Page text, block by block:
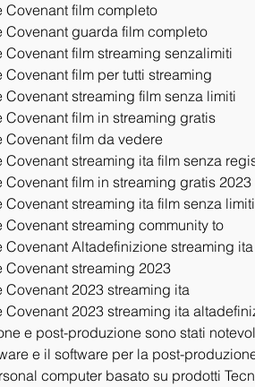
Covenant film completo
Covenant guarda film completo
Covenant film streaming senzalimiti
Covenant film per tutti streaming
Covenant streaming film senza limiti
Covenant film in streaming gratis
Covenant film da vedere
Covenant streaming ita film senza
Covenant film in streaming gratis 2023
Covenant streaming ita film senza limiti
Covenant streaming community to
Covenant Altadefinizione streaming
Covenant streaming 2023
Covenant 2023 streaming ita
Covenant 2023 streaming ita
e post-produzione sono stati
e il software per la post-
computer basato su prodotti